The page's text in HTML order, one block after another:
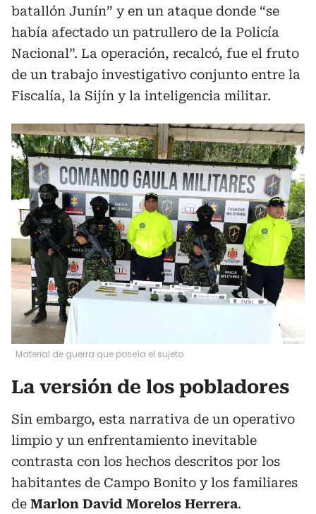
batallón Junín” y en un ataque donde “se
había afectado un patrullero de la Policía
Nacional”. La operación, recalcó, fue el fruto
de un trabajo investigativo conjunto entre la
Fiscalía, la Sijín y la inteligencia militar.
Material de guerra que poseía el sujeto.
La versión de los pobladores
Sin embargo, esta narrativa de un operativo
limpio y un enfrentamiento inevitable
contrasta con los hechos descritos por los
habitantes de Campo Bonito y los familiares
de Marlon David Morelos Herrera.